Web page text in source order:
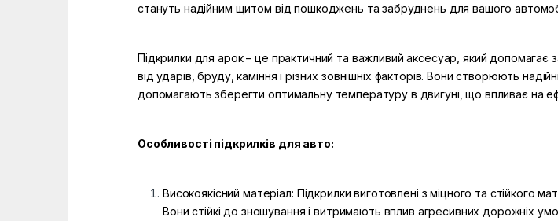
стануть надійним щитом від пошкоджень та забруднень для вашого
Підкрилки для арок – це практичний та важливий аксесуар, який допомагає
від ударів, бруду, каміння і різних зовнішніх факторів. Вони створюють
допомагають зберегти оптимальну температуру в двигуні, що впливає на
Особливості підкрилків для авто:
Високоякісний матеріал: Підкрилки виготовлені з міцного та стійкого
Вони стійкі до зношування і витримають вплив агресивних дорожніх